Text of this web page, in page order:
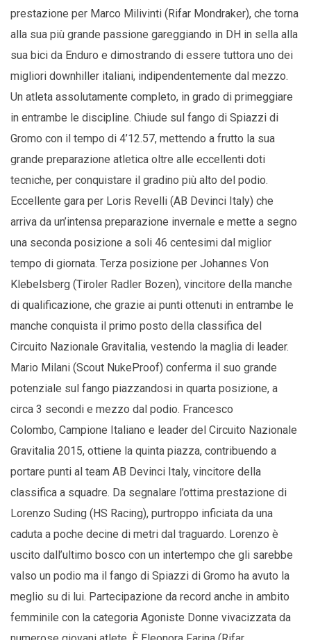
prestazione per Marco Milivinti (Rifar Mondraker), che torna
alla sua più grande passione gareggiando in DH in sella alla
sua bici da Enduro e dimostrando di essere tuttora uno dei
migliori downhiller italiani, indipendentemente dal mezzo.
Un atleta assolutamente completo, in grado di primeggiare
in entrambe le discipline. Chiude sul fango di Spiazzi di
Gromo con il tempo di 4’12.57, mettendo a frutto la sua
grande preparazione atletica oltre alle eccellenti doti
tecniche, per conquistare il gradino più alto del podio.
Eccellente gara per Loris Revelli (AB Devinci Italy) che
arriva da un’intensa preparazione invernale e mette a segno
una seconda posizione a soli 46 centesimi dal miglior
tempo di giornata. Terza posizione per Johannes Von
Klebelsberg (Tiroler Radler Bozen), vincitore della manche
di qualificazione, che grazie ai punti ottenuti in entrambe le
manche conquista il primo posto della classifica del
Circuito Nazionale Gravitalia, vestendo la maglia di leader.
Mario Milani (Scout NukeProof) conferma il suo grande
potenziale sul fango piazzandosi in quarta posizione, a
circa 3 secondi e mezzo dal podio. Francesco
Colombo, Campione Italiano e leader del Circuito Nazionale
Gravitalia 2015, ottiene la quinta piazza, contribuendo a
portare punti al team AB Devinci Italy, vincitore della
classifica a squadre. Da segnalare l’ottima prestazione di
Lorenzo Suding (HS Racing), purtroppo inficiata da una
caduta a poche decine di metri dal traguardo. Lorenzo è
uscito dall’ultimo bosco con un intertempo che gli sarebbe
valso un podio ma il fango di Spiazzi di Gromo ha avuto la
meglio su di lui. Partecipazione da record anche in ambito
femminile con la categoria Agoniste Donne vivacizzata da